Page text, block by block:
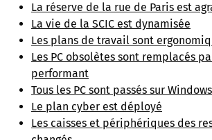
La réserve de la rue de Paris est
La vie de la SCIC est dynamisée
Les plans de travail sont
Les PC obsolètes sont remplacés
performant
Tous les PC sont passés sur Windows
Le plan cyber est déployé
Les caisses et périphériques des